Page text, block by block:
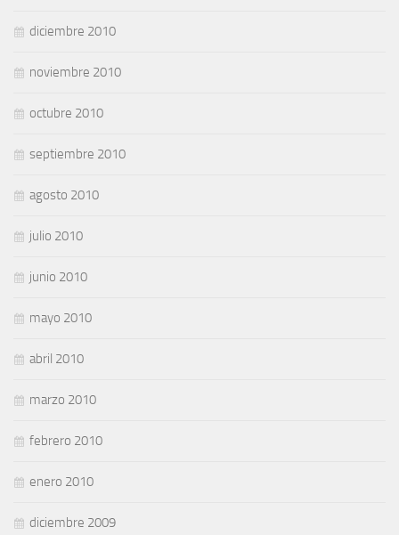
diciembre 2010
noviembre 2010
octubre 2010
septiembre 2010
agosto 2010
julio 2010
junio 2010
mayo 2010
abril 2010
marzo 2010
febrero 2010
enero 2010
diciembre 2009